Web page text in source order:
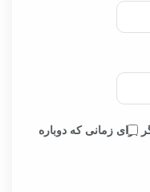
برای زمانی که دوباره